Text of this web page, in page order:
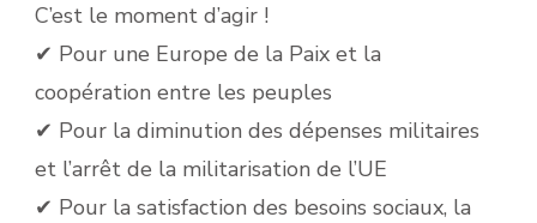
C’est le moment d’agir !
✔ Pour une Europe de la Paix et la
coopération entre les peuples
✔ Pour la diminution des dépenses militaires
et l’arrêt de la militarisation de l’UE
✔ Pour la satisfaction des besoins sociaux, la